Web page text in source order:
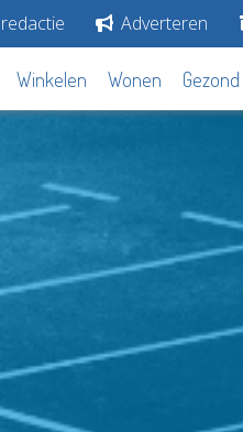
Adverteren
Winkelen Wonen Gezond